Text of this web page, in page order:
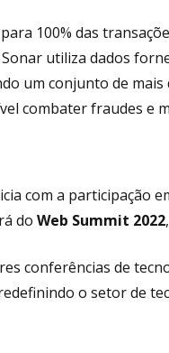
100% das
utiliza dados
um conjunto de
combater fraudes
com a participação
do Web Summit 2022
conferências de
o setor de